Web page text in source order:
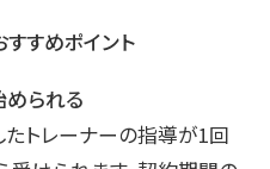
すめポイント
められる
たトレーナーの指導が1回